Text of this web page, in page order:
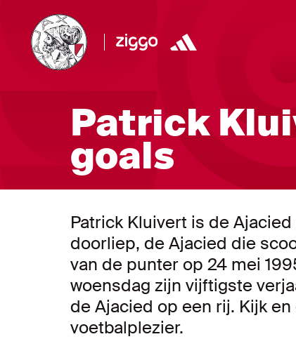
Patrick
goals
Patrick Kluivert is de
doorliep, de Ajacied die
van de punter op 24 mei
woensdag zijn vijftigste
de Ajacied op een rij. Kijk
voetbalplezier.